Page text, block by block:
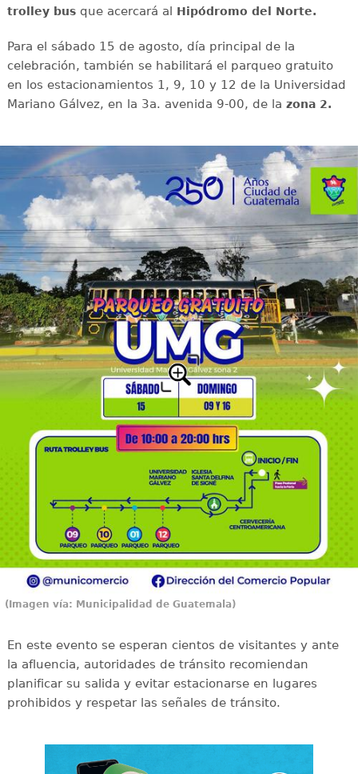
trolley busque acercará al Hipódromo del Norte.
Para el sábado 15 de agosto, día principal de la
celebración, también se habilitará el parqueo gratuito
en los estacionamientos 1, 9, 10 y 12 de la Universidad
Mariano Gálvez, en la 3a. avenida 9-00, de la zona 2.
(Imagen vía: Municipalidad de Guatemala)
En este evento se esperan cientos de visitantes y ante
la afluencia, autoridades de tránsito recomiendan
planificar su salida y evitar estacionarse en lugares
prohibidos y respetar las señales de tránsito.